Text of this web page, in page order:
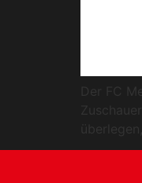
Der FC